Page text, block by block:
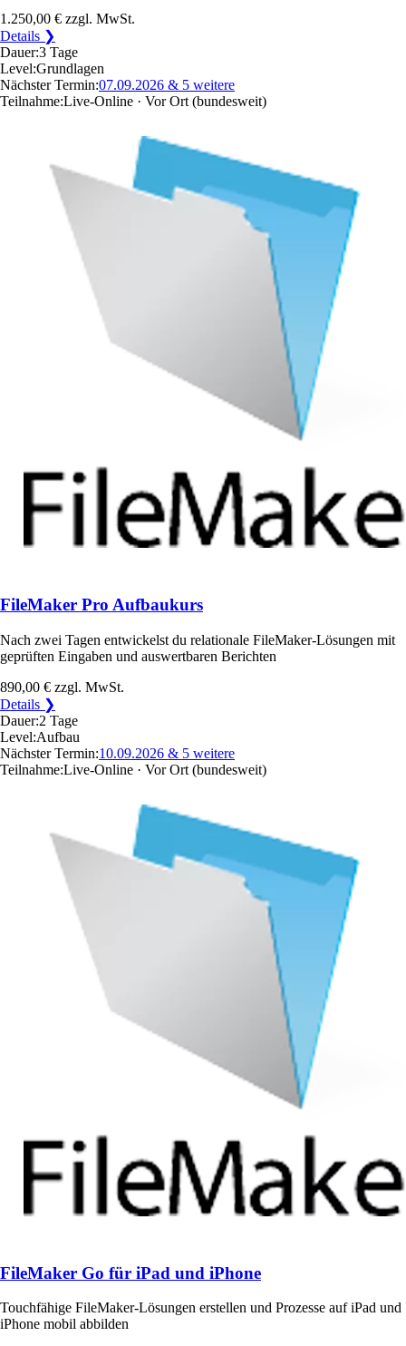
1.250,00 € zzgl. MwSt.
Details ❯
Dauer:3 Tage
Level:Grundlagen
Nächster Termin:07.09.2026 & 5 weitere
Teilnahme:Live-Online · Vor Ort (bundesweit)
FileMaker Pro Aufbaukurs
Nach zwei Tagen entwickelst du relationale FileMaker-Lösungen mit
geprüften Eingaben und auswertbaren Berichten
890,00 € zzgl. MwSt.
Details ❯
Dauer:2 Tage
Level:Aufbau
Nächster Termin:10.09.2026 & 5 weitere
Teilnahme:Live-Online · Vor Ort (bundesweit)
FileMaker Go für iPad und iPhone
Touchfähige FileMaker-Lösungen erstellen und Prozesse auf iPad und
iPhone mobil abbilden